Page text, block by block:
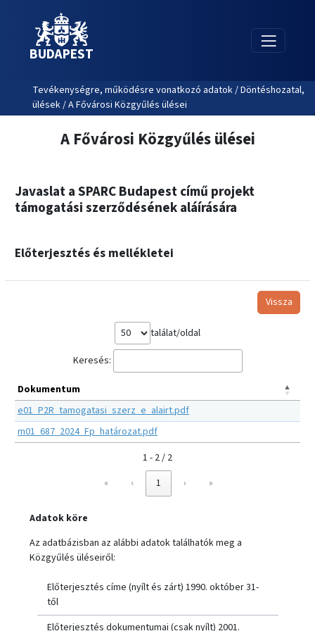
BUDAPEST
Tevékenységre, működésre vonatkozó adatok / Döntéshozatal,
ülések / A Fővárosi Közgyűlés ülései
A Fővárosi Közgyűlés ülései
Javaslat a SPARC Budapest című projekt
támogatási szerződésének aláírására
Előterjesztés és mellékletei
Vissza
találat/oldal
Keresés:
Dokumentum
e01_P2R_tamogatasi_szerz_e_alairt.pdf
m01_687_2024_Fp_határozat.pdf
1 - 2 / 2
«
‹ 1 › »
Adatok köre
Az adatbázisban az alábbi adatok találhatók meg a
Közgyűlés üléseiről:
Előterjesztés címe (nyílt és zárt) 1990. október 31-
től
Előterjesztés dokumentumai (csak nyílt) 2001.